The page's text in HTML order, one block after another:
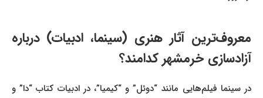
معروف‌ترین آثار هنری (سینما، ادبیات) درباره
آزادسازی خرمشهر کدامند؟
در سینما فیلم‌هایی مانند “دوئل” و “کیمیا”، در ادبیات کتاب “دا” و